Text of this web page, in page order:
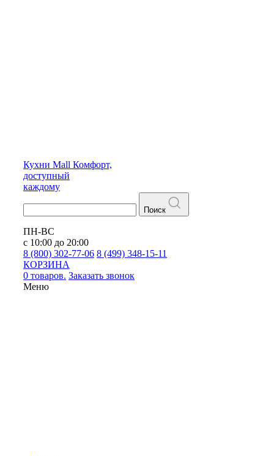
Кухни Mall Комфорт,
доступный
каждому
Поиск
ПН-ВС
с 10:00 до 20:00
8 (800) 302-77-06 8 (499) 348-15-11
КОРЗИНА
0 товаров. Заказать звонок
Меню